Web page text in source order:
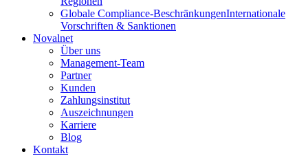
Globale Compliance-BeschränkungenInternationale
Vorschriften & Sanktionen
Novalnet
Über uns
Management-Team
Partner
Kunden
Zahlungsinstitut
Auszeichnungen
Karriere
Blog
Kontakt